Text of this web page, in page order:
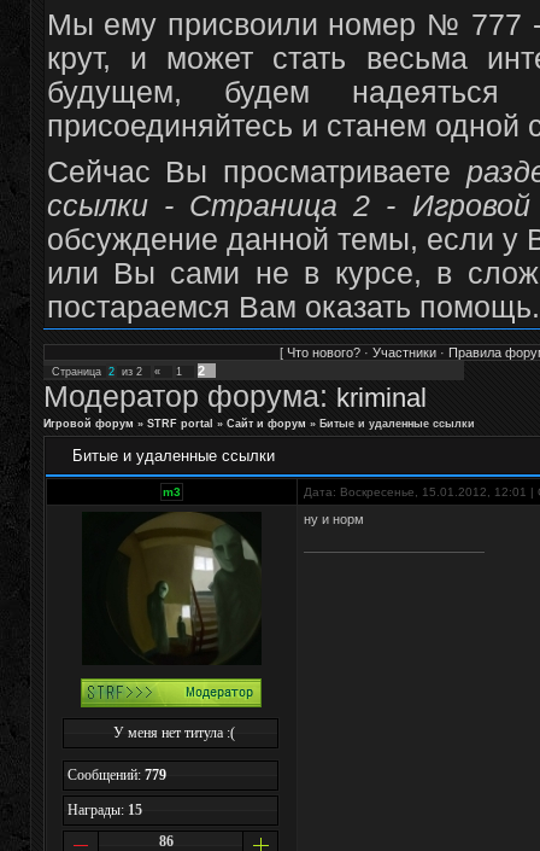
Мы ему присвоили номер № 777 -
крут, и может стать весьма
будущем, будем
присоединяйтесь и станем одной
Сейчас Вы просматриваете
ссылки - Страница 2 -
обсуждение данной темы, если у
или Вы сами не в курсе, в
постараемся Вам оказать помощь.
[ Что нового?· Участники· Правила
Страница 2 из 2 « 1 2
Модератор форума: kriminal
Игровой форум » STRF portal » Сайт и форум » Битые и удаленные ссылки
Битые и удаленные ссылки
m3 Дата: Воскресенье, 15.01.2012, 12:01
У меня нет титула :(
Сообщений: 779
Награды: 15
86
ну и норм